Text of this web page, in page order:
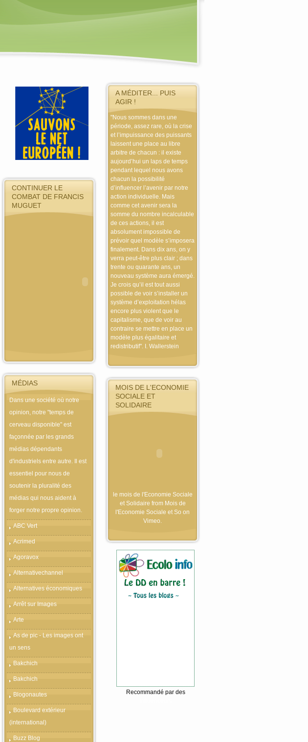
A MÉDITER... PUIS
AGIR !
"Nous sommes dans une
période, assez rare, où la crise
et l’impuissance des puissants
laissent une place au libre
arbitre de chacun : il existe
aujourd’hui un laps de temps
pendant lequel nous avons
chacun la possibilité
d’influencer l’avenir par notre
action individuelle. Mais
comme cet avenir sera la
somme du nombre incalculable
de ces actions, il est
absolument impossible de
prévoir quel modèle s’imposera
finalement. Dans dix ans, on y
verra peut-être plus clair ; dans
trente ou quarante ans, un
nouveau système aura émergé.
Je crois qu’il est tout aussi
possible de voir s’installer un
système d’exploitation hélas
encore plus violent que le
capitalisme, que de voir au
contraire se mettre en place un
modèle plus égalitaire et
redistributif". I. Wallerstein
MOIS DE L'ECONOMIE
SOCIALE ET
SOLIDAIRE
le mois de l'Economie Sociale
et Solidaire from Mois de
l'Economie Sociale et So on
Vimeo.
Recommandé par des
CONTINUER LE
COMBAT DE FRANCIS
MUGUET
MÉDIAS
Dans une société où notre
opinion, notre "temps de
cerveau disponible" est
façonnée par les grands
médias dépendants
d'industriels entre autre. Il est
essentiel pour nous de
soutenir la pluralité des
médias qui nous aident à
forger notre propre opinion.
ABC Vert
Acrimed
Agoravox
Alternativechannel
Alternatives économiques
Arrêt sur Images
Arte
As de pic - Les images ont
un sens
Bakchich
Bakchich
Blogonautes
Boulevard extérieur
(international)
Buzz Blog